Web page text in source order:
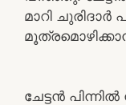
മാറി ചുരിദാർ
ചേട്ടൻ